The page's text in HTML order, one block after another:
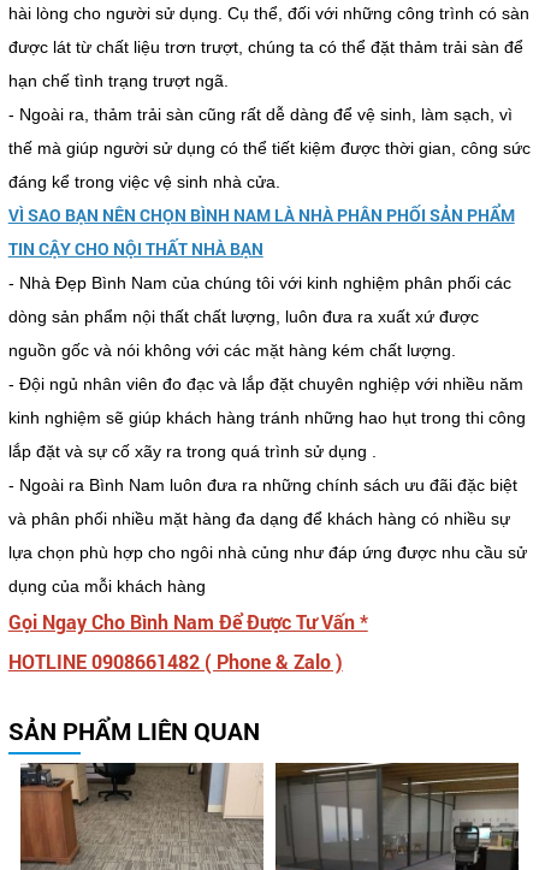
hài lòng cho người sử dụng. Cụ thể, đối với những công trình có sàn
được lát từ chất liệu trơn trượt, chúng ta có thể đặt thảm trải sàn để
hạn chế tình trạng trượt ngã.
- Ngoài ra, thảm trải sàn cũng rất dễ dàng để vệ sinh, làm sạch, vì
thế mà giúp người sử dụng có thể tiết kiệm được thời gian, công sức
đáng kể trong việc vệ sinh nhà cửa.
VÌ SAO BẠN NÊN CHỌN BÌNH NAM LÀ NHÀ PHÂN PHỐI SẢN PHẨM
TIN CẬY CHO NỘI THẤT NHÀ BẠN
- Nhà Đẹp Bình Nam của chúng tôi với kinh nghiệm phân phối các
dòng sản phẩm nội thất chất lượng, luôn đưa ra xuất xứ được
nguồn gốc và nói không với các mặt hàng kém chất lượng.
- Đội ngủ nhân viên đo đạc và lắp đặt chuyên nghiệp với nhiều năm
kinh nghiệm sẽ giúp khách hàng tránh những hao hụt trong thi công
lắp đặt và sự cố xãy ra trong quá trình sử dụng .
- Ngoài ra Bình Nam luôn đưa ra những chính sách ưu đãi đặc biệt
và phân phối nhiều mặt hàng đa dạng để khách hàng có nhiều sự
lựa chọn phù hợp cho ngôi nhà củng như đáp ứng được nhu cầu sử
dụng của mỗi khách hàng
Gọi Ngay Cho Bình Nam Để Được Tư Vấn *
HOTLINE 0908661482 ( Phone & Zalo )
SẢN PHẨM LIÊN QUAN